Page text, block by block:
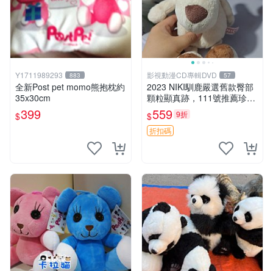
Y1711989293 883
全新Post pet momo熊抱枕約
35x30cm
$399
影視動漫CD專輯DVD 57
2023 NIKI馴鹿嚴選舊款臀部
顆粒顯真跡，111號推薦珍藏
品 馴鹿 舊款 尾巴顆粒
$559 9折
折扣碼